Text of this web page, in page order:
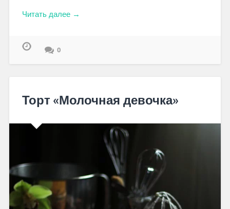
Читать далее →
0
Торт «Молочная девочка»